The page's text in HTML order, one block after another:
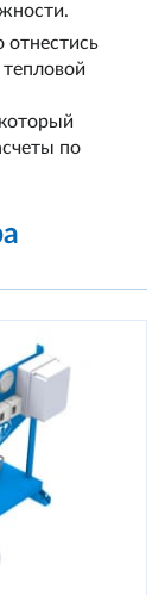
тепловой
по